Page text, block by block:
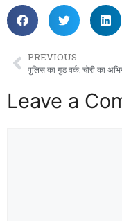
PREVIOUS
Leave a